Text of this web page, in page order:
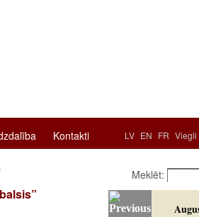
LV EN FR Viegli
Kontakti
Meklēt: